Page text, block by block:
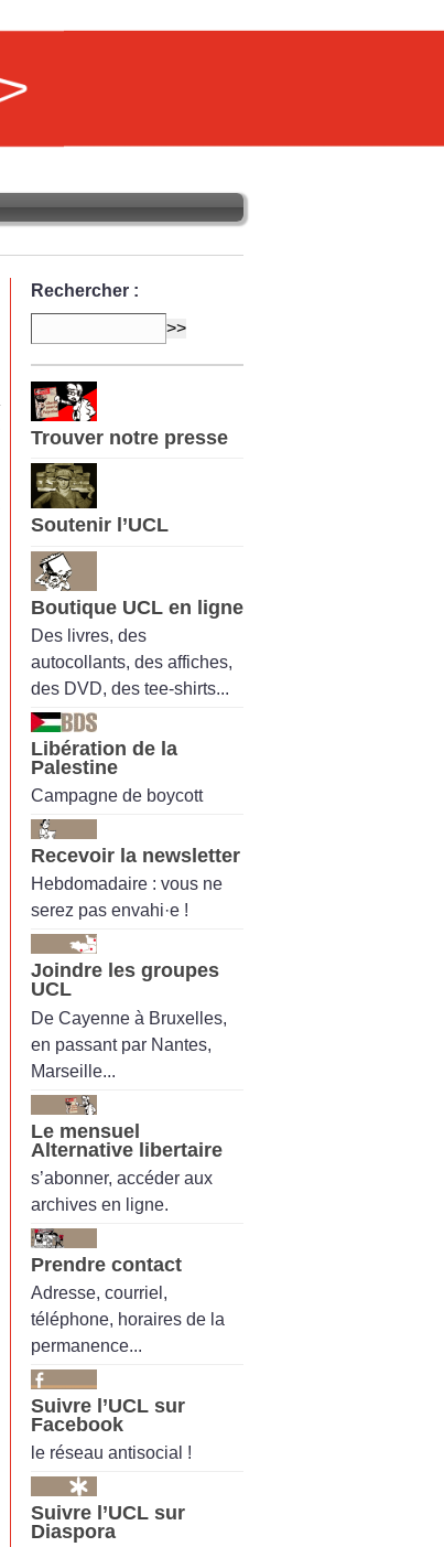
Rechercher :
Trouver notre presse
Soutenir l’UCL
Boutique UCL en ligne
Des livres, des
autocollants, des affiches,
des DVD, des tee-shirts...
Libération de la
Palestine
Campagne de boycott
Recevoir la newsletter
Hebdomadaire : vous ne
serez pas envahi·e !
Joindre les groupes
UCL
De Cayenne à Bruxelles,
en passant par Nantes,
Marseille...
Le mensuel
Alternative libertaire
s’abonner, accéder aux
archives en ligne.
Prendre contact
Adresse, courriel,
téléphone, horaires de la
permanence...
Suivre l’UCL sur
Facebook
le réseau antisocial !
Suivre l’UCL sur
Diaspora